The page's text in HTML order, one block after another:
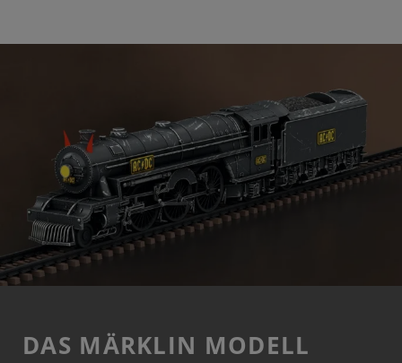
DAS MÄRKLIN MODELL